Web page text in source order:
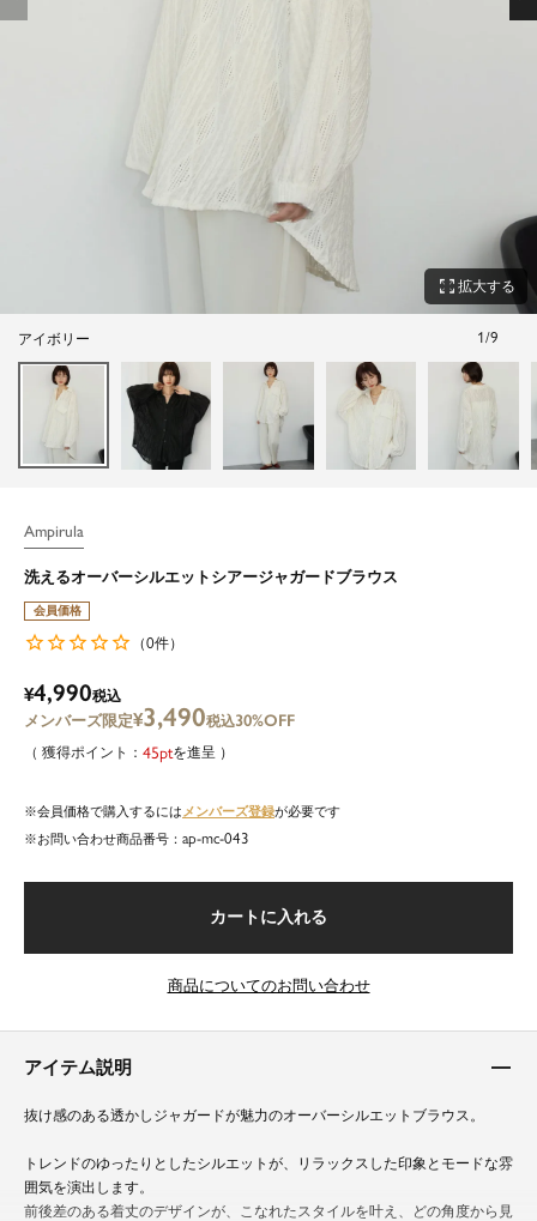
zoom_out_map 拡大する
アイボリー 1/9
Ampirula
洗えるオーバーシルエットシアージャガードブラウス
会員価格
（0件）
¥4,990税込
¥3,490税込30%OFF
45 を進呈
会員価格で購入するには メンバーズ登録が必要です
商品番号
ap-mc-043
カートに入れる
商品についてのお問い合わせ
アイテム説明
抜け感のある透かしジャガードが魅力のオーバーシルエットブラウス。
トレンドのゆったりとしたシルエットが、リラックスした印象とモードな雰
囲気を演出します。
前後差のある着丈のデザインが、こなれたスタイルを叶え、どの角度から見